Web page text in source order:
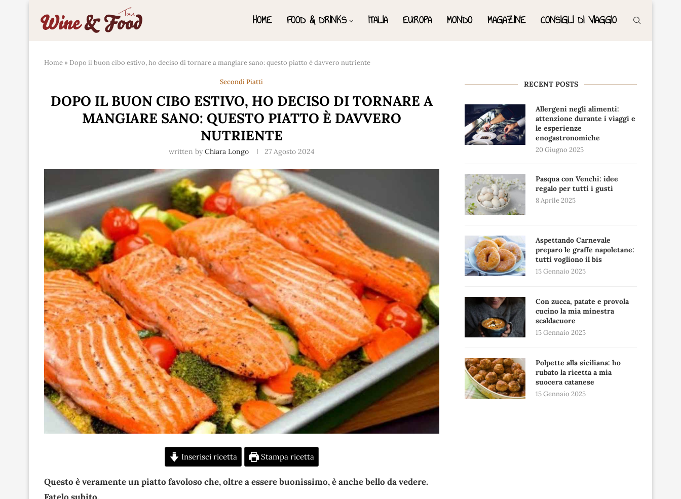
HOME FOOD & DRINKS ITALIA EUROPA MONDO MAGAZINE CONSIGLI DI VIAGGIO
Home » Dopo il buon cibo estivo, ho deciso di tornare a mangiare sano: questo piatto è davvero nutriente
Secondi Piatti
DOPO IL BUON CIBO ESTIVO, HO DECISO DI TORNARE A
MANGIARE SANO: QUESTO PIATTO È DAVVERO
NUTRIENTE
written by Chiara Longo 27 Agosto 2024
Inserisci ricetta Stampa ricetta
Questo è veramente un piatto favoloso che, oltre a essere buonissimo, è anche bello da vedere.
RECENT POSTS
Allergeni negli alimenti:
attenzione durante i viaggi e
le esperienze
enogastronomiche
20 Giugno 2025
Pasqua con Venchi: idee
regalo per tutti i gusti
8 Aprile 2025
Aspettando Carnevale
preparo le graffe napoletane:
tutti vogliono il bis
15 Gennaio 2025
Con zucca, patate e provola
cucino la mia minestra
scaldacuore
15 Gennaio 2025
Polpette alla siciliana: ho
rubato la ricetta a mia
suocera catanese
15 Gennaio 2025